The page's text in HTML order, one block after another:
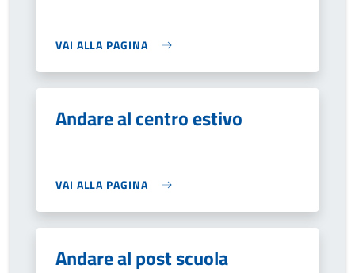
VAI ALLA PAGINA
Andare al centro estivo
VAI ALLA PAGINA
Andare al post scuola